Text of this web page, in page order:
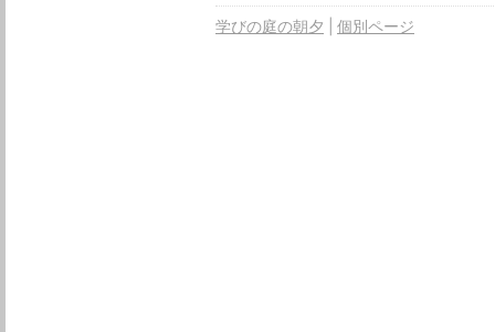
学びの庭の朝夕 個別ページ